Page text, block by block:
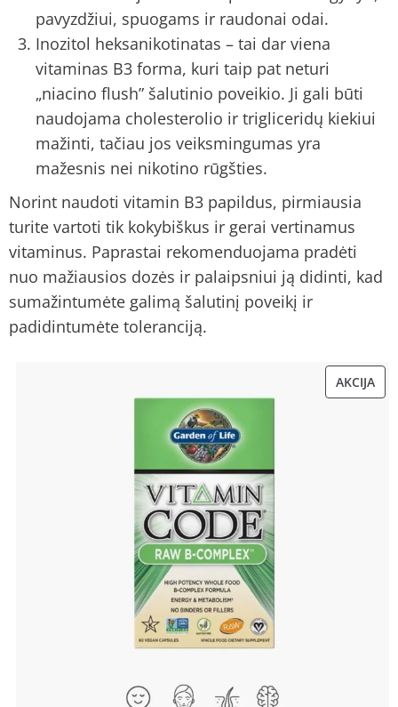
pavyzdžiui, spuogams ir raudonai odai.
Inozitol heksanikotinatas – tai dar viena
vitaminas B3 forma, kuri taip pat neturi
„niacino flush” šalutinio poveikio. Ji gali būti
naudojama cholesterolio ir trigliceridų kiekiui
mažinti, tačiau jos veiksmingumas yra
mažesnis nei nikotino rūgšties.
Norint naudoti vitamin B3 papildus, pirmiausia
turite vartoti tik kokybiškus ir gerai vertinamus
vitaminus. Paprastai rekomenduojama pradėti
nuo mažiausios dozės ir palaipsniui ją didinti, kad
sumažintumėte galimą šalutinį poveikį ir
padidintumėte toleranciją.
AKCIJA